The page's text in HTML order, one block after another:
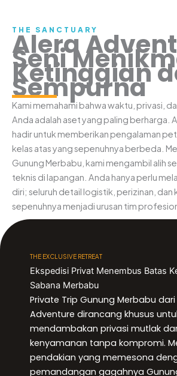
THE SANCTUARY
Alera
Seni
Ketinggian
Sempurna
Kami memahami bahwa waktu, privasi,
Anda adalah aset yang paling berharga.
hadir untuk memberikan pengalaman
kelas atas yang sepenuhnya berbeda.
Gunung Merbabu, kami mengambil alih
teknis di lapangan. Anda hanya perlu
diri; seluruh detail logistik, perizinan, dan
sepenuhnya menjadi urusan tim
THE EXCLUSIVE RETREAT
Ekspedisi Privat Menembus Batas
Sabana Merbabu
Private Trip Gunung Merbabu dari
Adventure dirancang khusus
mendambakan privasi mutlak
kenyamanan tanpa kompromi.
pendakian yang memesona
pemandangan gagahnya